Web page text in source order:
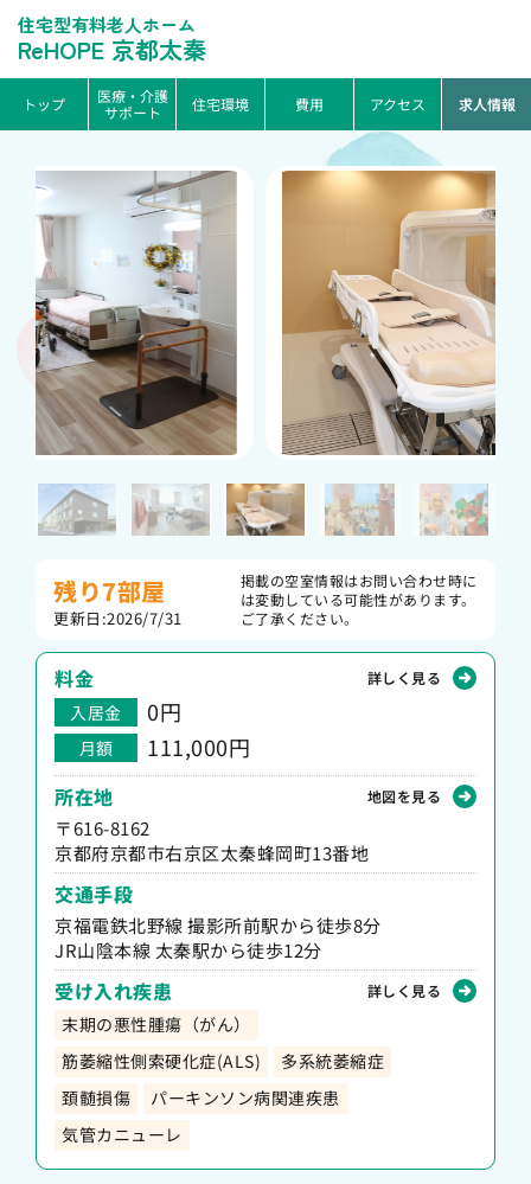
住宅型有料老人ホーム
ReHOPE 京都太秦
トップ
医療・介護
サポート
住宅環境 費用 アクセス 求人情報
残り7部屋
更新日:2026/7/31
掲載の空室情報はお問い合わせ時に
は変動している可能性があります。
ご了承ください。
料金 詳しく見る
入居金 0円
月額 111,000円
所在地 地図を見る
〒616-8162
京都府京都市右京区太秦蜂岡町13番地
交通手段
京福電鉄北野線 撮影所前駅から徒歩8分
JR山陰本線 太秦駅から徒歩12分
受け入れ疾患 詳しく見る
末期の悪性腫瘍（がん）
筋萎縮性側索硬化症(ALS)
多系統萎縮症
頚髄損傷
パーキンソン病関連疾患
気管カニューレ